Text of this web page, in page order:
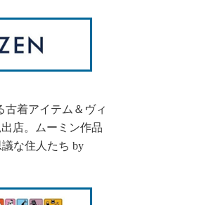
着アイテム＆ヴィ
出店。ムーミン作品
な住人たち by